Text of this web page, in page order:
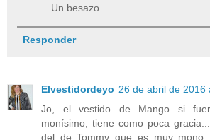
Un besazo.
Responder
Elvestidordeyo 26 de abril de 2016
Jo, el vestido de Mango si
monísimo, tiene como poca
del de Tommy que es muy